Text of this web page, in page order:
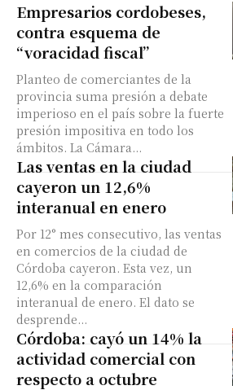
Empresarios cordobeses,
contra esquema de
“voracidad fiscal”
Planteo de comerciantes de la
provincia suma presión a debate
imperioso en el país sobre la fuerte
presión impositiva en todo los
ámbitos. La Cámara...
Las ventas en la ciudad
cayeron un 12,6%
interanual en enero
Por 12° mes consecutivo, las ventas
en comercios de la ciudad de
Córdoba cayeron. Esta vez, un
12,6% en la comparación
interanual de enero. El dato se
desprende...
Córdoba: cayó un 14% la
actividad comercial con
respecto a octubre